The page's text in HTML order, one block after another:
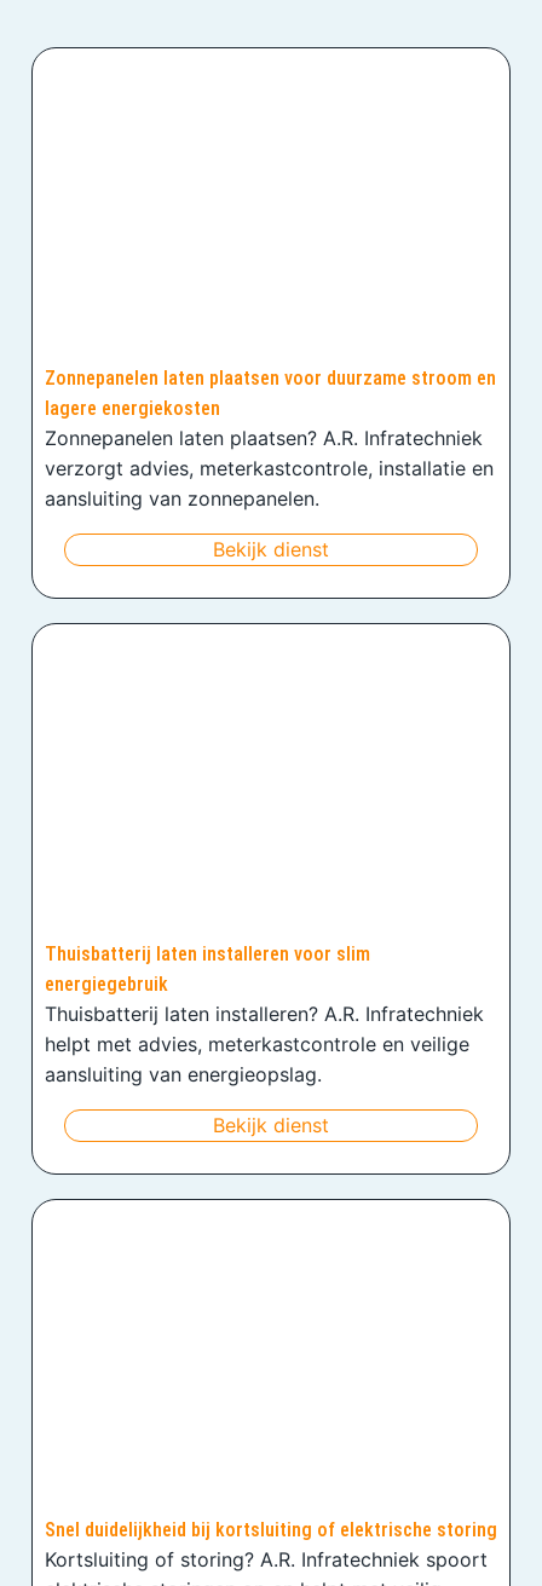
Zonnepanelen laten plaatsen voor duurzame stroom en
lagere energiekosten
Zonnepanelen laten plaatsen? A.R. Infratechniek
verzorgt advies, meterkastcontrole, installatie en
aansluiting van zonnepanelen.
Bekijk dienst
Thuisbatterij laten installeren voor slim
energiegebruik
Thuisbatterij laten installeren? A.R. Infratechniek
helpt met advies, meterkastcontrole en veilige
aansluiting van energieopslag.
Bekijk dienst
Snel duidelijkheid bij kortsluiting of elektrische storing
Kortsluiting of storing? A.R. Infratechniek spoort